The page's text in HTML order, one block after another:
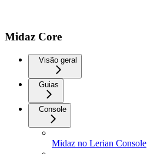
Midaz Core
Visão geral
Guias
Console
Midaz no Lerian Console